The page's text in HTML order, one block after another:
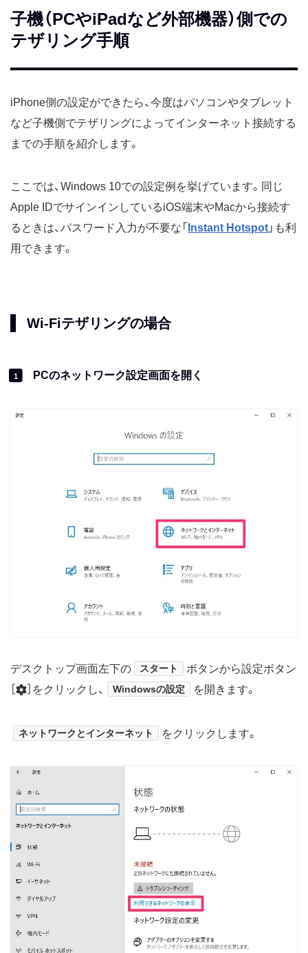
子機（PCやiPadなど外部機器）側での
テザリング手順
iPhone側の設定ができたら、今度はパソコンやタブレット
など子機側でテザリングによってインターネット接続する
までの手順を紹介します。
ここでは、Windows 10での設定例を挙げています。同じ
Apple IDでサインインしているiOS端末やMacから接続す
るときは、パスワード入力が不要な「 Instant Hotspot 」も利
用できます。
Wi-Fiテザリングの場合
1 PCのネットワーク設定画面を開く
デスクトップ画面左下の スタート
ボタンから設定ボタン
］をクリックし、 Windowsの設定 を開きます。
ネットワークとインターネット をクリックします。